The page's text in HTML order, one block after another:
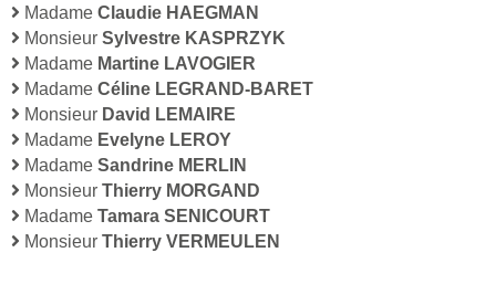
Madame Claudie HAEGMAN
Monsieur Sylvestre KASPRZYK
Madame Martine LAVOGIER
Madame Céline LEGRAND-BARET
Monsieur David LEMAIRE
Madame Evelyne LEROY
Madame Sandrine MERLIN
Monsieur Thierry MORGAND
Madame Tamara SENICOURT
Monsieur Thierry VERMEULEN